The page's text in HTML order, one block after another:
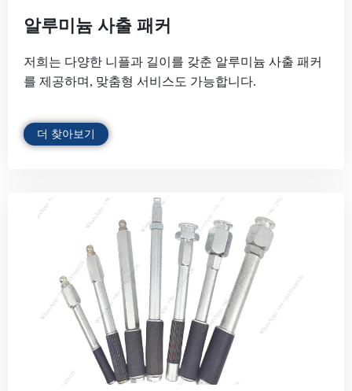
알루미늄 사출 패커
저희는 다양한 니플과 길이를 갖춘 알루미늄 사출 패커
를 제공하며, 맞춤형 서비스도 가능합니다.
더 찾아보기